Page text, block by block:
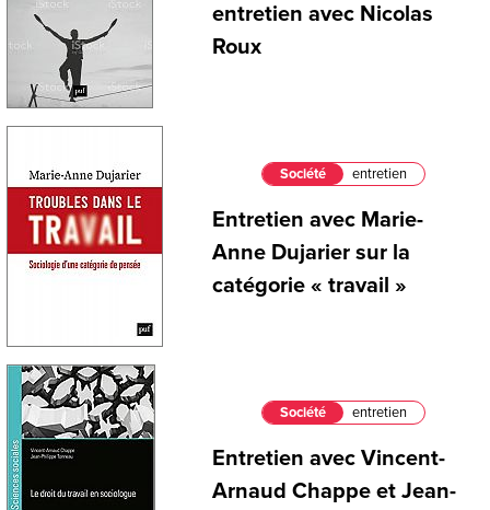
entretien avec Nicolas
Roux
Société entretien
Entretien avec Marie-
Anne Dujarier sur la
catégorie « travail »
Société entretien
Entretien avec Vincent-
Arnaud Chappe et Jean-